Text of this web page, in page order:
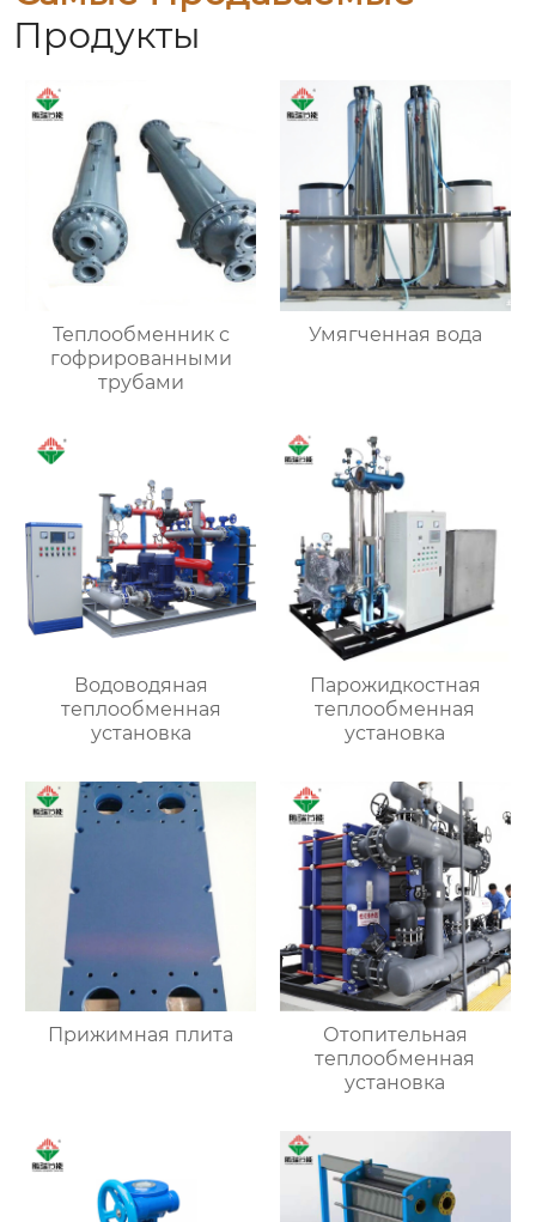
Продукты
Теплообменник с
гофрированными
трубами
Умягченная вода
Водоводяная
теплообменная
установка
Парожидкостная
теплообменная
установка
Прижимная плита
Отопительная
теплообменная
установка